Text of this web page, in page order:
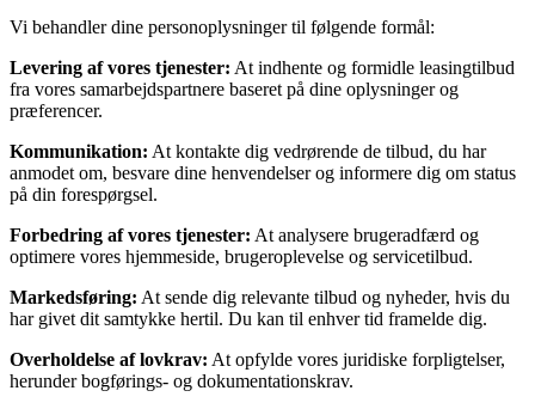
Vi behandler dine personoplysninger til følgende formål:
Levering af vores tjenester: At indhente og formidle leasingtilbud
fra vores samarbejdspartnere baseret på dine oplysninger og
præferencer.
Kommunikation: At kontakte dig vedrørende de tilbud, du har
anmodet om, besvare dine henvendelser og informere dig om status
på din forespørgsel.
Forbedring af vores tjenester: At analysere brugeradfærd og
optimere vores hjemmeside, brugeroplevelse og servicetilbud.
Markedsføring: At sende dig relevante tilbud og nyheder, hvis du
har givet dit samtykke hertil. Du kan til enhver tid framelde dig.
Overholdelse af lovkrav: At opfylde vores juridiske forpligtelser,
herunder bogførings- og dokumentationskrav.